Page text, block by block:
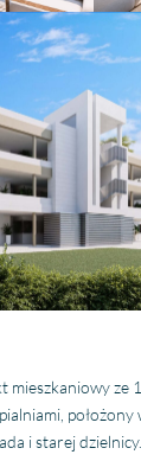
ze
i starej